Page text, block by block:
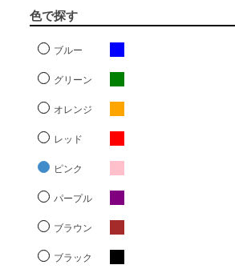
色で探す
ブルー
グリーン
オレンジ
レッド
ピンク
パープル
ブラウン
ブラック